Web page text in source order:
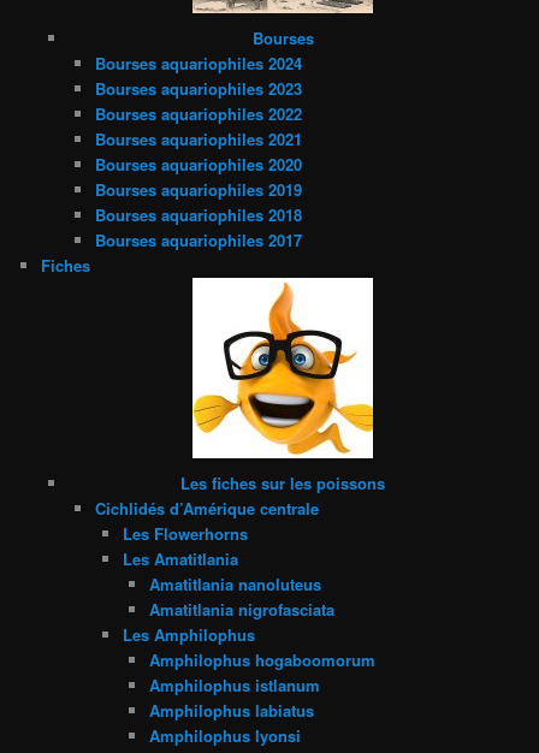
Bourses
Bourses aquariophiles 2024
Bourses aquariophiles 2023
Bourses aquariophiles 2022
Bourses aquariophiles 2021
Bourses aquariophiles 2020
Bourses aquariophiles 2019
Bourses aquariophiles 2018
Bourses aquariophiles 2017
Fiches
Les fiches sur les poissons
Cichlidés d’Amérique centrale
Les Flowerhorns
Les Amatitlania
Amatitlania nanoluteus
Amatitlania nigrofasciata
Les Amphilophus
Amphilophus hogaboomorum
Amphilophus istlanum
Amphilophus labiatus
Amphilophus lyonsi